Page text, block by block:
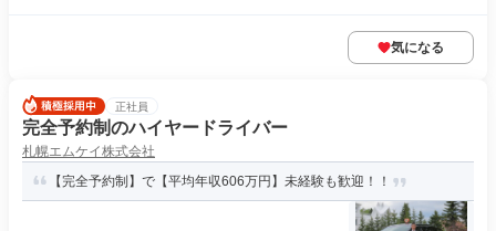
気になる
正社員
完全予約制のハイヤードライバー
札幌エムケイ株式会社
【完全予約制】で【平均年収606万円】未経験も歓迎！！